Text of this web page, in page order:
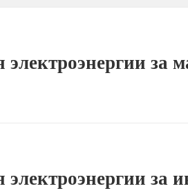
электроэнергии за
электроэнергии за